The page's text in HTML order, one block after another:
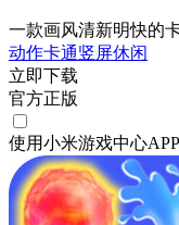
一款画风清新明快的
动作卡通竖屏休闲
立即下载
官方正版
使用小米游戏中心APP